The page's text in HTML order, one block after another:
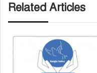
Related Articles